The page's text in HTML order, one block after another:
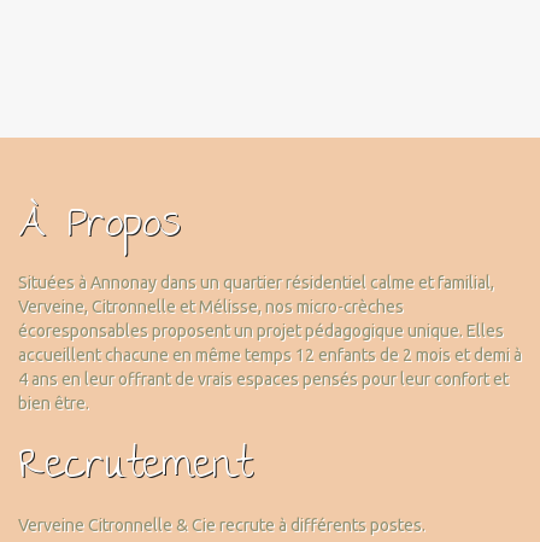
À Propos
Situées à Annonay dans un quartier résidentiel calme et familial,
Verveine, Citronnelle et Mélisse, nos micro-crèches
écoresponsables proposent un projet pédagogique unique. Elles
accueillent chacune en même temps 12 enfants de 2 mois et demi à
4 ans en leur offrant de vrais espaces pensés pour leur confort et
bien être.
Recrutement
Verveine Citronnelle & Cie recrute à différents postes.